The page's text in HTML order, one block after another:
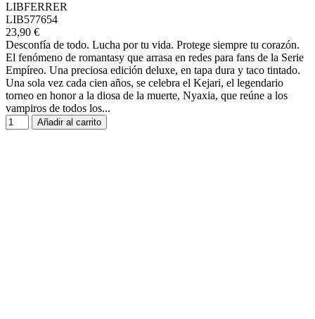
LIBFERRER
LIB577654
23,90 €
Desconfía de todo. Lucha por tu vida. Protege siempre tu corazón.
El fenómeno de romantasy que arrasa en redes para fans de la Serie
Empíreo. Una preciosa edición deluxe, en tapa dura y taco tintado.
Una sola vez cada cien años, se celebra el Kejari, el legendario
torneo en honor a la diosa de la muerte, Nyaxia, que reúne a los
vampiros de todos los...
Añadir al carrito